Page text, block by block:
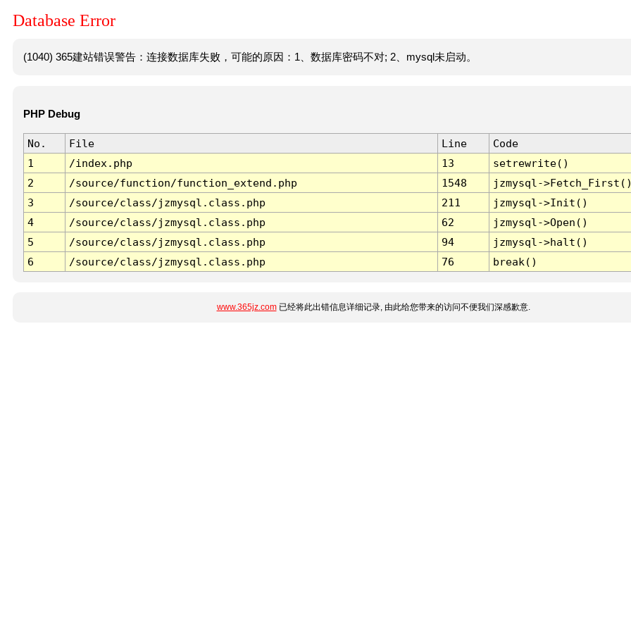
Database Error
(1040) 365建站错误警告：连接数据库失败，可能的原因：1、数据库密码不对; 2、mysql未启动。
PHP Debug
No. File Line
Code
1
/index.php 13
setrewrite()
2
/source/function/function_extend.php 1548
jzmysql-
3
/source/class/jzmysql.class.php 211
jzmysql->Init()
4
/source/class/jzmysql.class.php 62
jzmysql->Open()
5
/source/class/jzmysql.class.php 94
jzmysql->halt()
6
/source/class/jzmysql.class.php 76 break()
www.365jz.com已经将此出错信息详细记录, 由此给您带来的访问不便我们深感歉意.